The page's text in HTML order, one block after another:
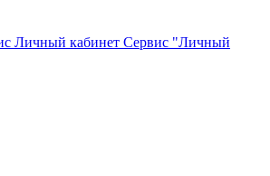
Сервис "Личный